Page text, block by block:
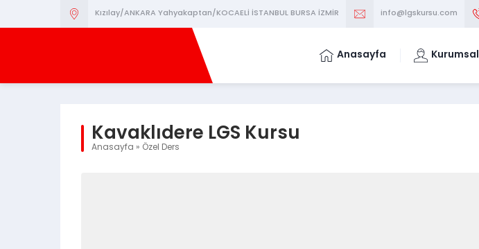
Kızılay/ANKARA Yahyakaptan/KOCAELİ İSTANBUL BURSA İZMİR info@lgskursu.com
Anasayfa Kurumsal
Kavaklıdere LGS Kursu
Anasayfa » Özel Ders